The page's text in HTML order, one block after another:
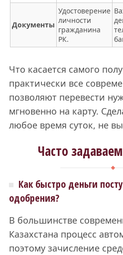
Документы
Удостоверение
личности
гражданина
РК.
Что касается самого
практически все
позволяют перевести
мгновенно на карту.
любое время суток, не
Часто
Как быстро деньги
одобрения?
В большинстве
Казахстана процесс
поэтому зачисление